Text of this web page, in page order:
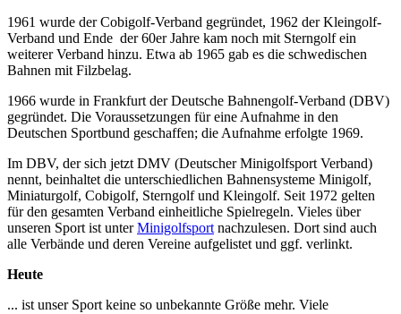
1961 wurde der Cobigolf-Verband gegründet, 1962 der Kleingolf-
Verband und Ende der 60er Jahre kam noch mit Sterngolf ein
weiterer Verband hinzu. Etwa ab 1965 gab es die schwedischen
Bahnen mit Filzbelag.
1966 wurde in Frankfurt der Deutsche Bahnengolf-Verband (DBV)
gegründet. Die Voraussetzungen für eine Aufnahme in den
Deutschen Sportbund geschaffen; die Aufnahme erfolgte 1969.
Im DBV, der sich jetzt DMV (Deutscher Minigolfsport Verband)
nennt, beinhaltet die unterschiedlichen Bahnensysteme Minigolf,
Miniaturgolf, Cobigolf, Sterngolf und Kleingolf. Seit 1972 gelten
für den gesamten Verband einheitliche Spielregeln. Vieles über
unseren Sport ist unterMinigolfsport nachzulesen. Dort sind auch
alle Verbände und deren Vereine aufgelistet und ggf. verlinkt.
Heute
... ist unser Sport keine so unbekannte Größe mehr. Viele